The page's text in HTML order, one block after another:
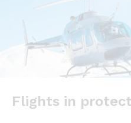
Flights in